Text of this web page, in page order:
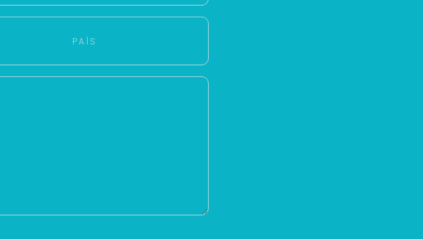
exclusivo
los usamos para responder